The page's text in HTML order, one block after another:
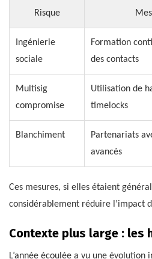
Risque
Ingénierie
sociale
Formation
des contacts
Multisig
compromise
Utilisation de
timelocks
Blanchiment
Partenariats
avancés
Ces mesures, si elles étaient
considérablement réduire l’impact
Contexte plus large : les
L’année écoulée a vu une évolution